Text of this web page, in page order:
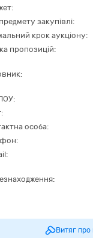
закупівлі:
крок аукціону:
пропозицій:
особа:
Витяг про